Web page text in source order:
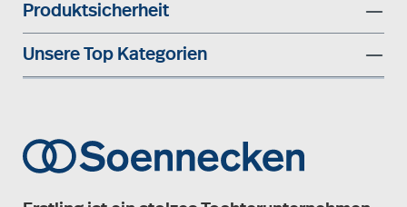
Produktsicherheit
Unsere Top Kategorien